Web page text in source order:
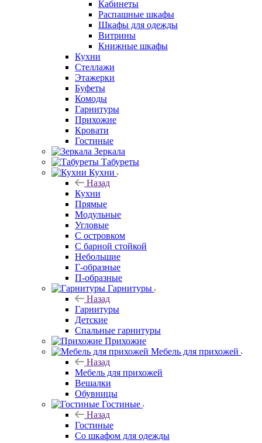
Кабинеты
Распашные шкафы
Шкафы для одежды
Витрины
Книжные шкафы
Кухни
Стеллажи
Этажерки
Буфеты
Комоды
Гарнитуры
Прихожие
Кровати
Гостиные
Зеркала
Табуреты
Кухни
Назад
Кухни
Прямые
Модульные
Угловые
С островком
С барной стойкой
Небольшие
Г-образные
П-образные
Гарнитуры
Назад
Гарнитуры
Детские
Спальные гарнитуры
Прихожие
Мебель для прихожей
Назад
Мебель для прихожей
Вешалки
Обувницы
Гостиные
Назад
Гостиные
Со шкафом для одежды